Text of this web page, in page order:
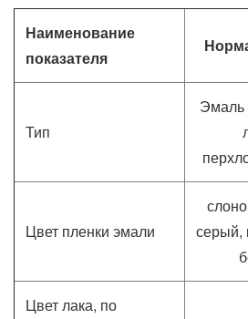
Наименование
показателя
Тип
Эмаль
Цвет пленки эмали
серый,
Цвет лака, по